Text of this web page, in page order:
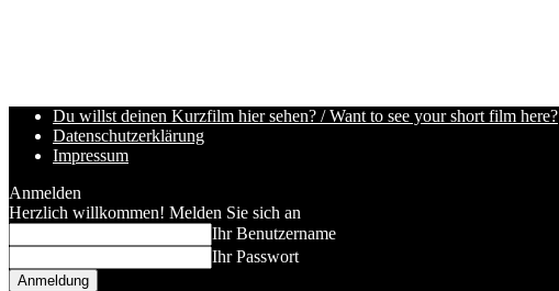
Du willst deinen Kurzfilm hier sehen? / Want to see your short film here?
Datenschutzerklärung
Impressum
Anmelden
Herzlich willkommen! Melden Sie sich an
Ihr Benutzername
Ihr Passwort